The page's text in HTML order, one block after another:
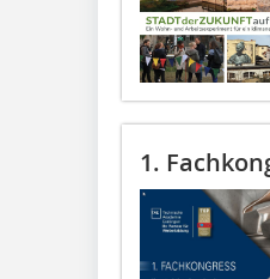
1.